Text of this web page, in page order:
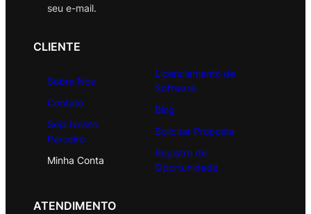
seu e-mail.
CLIENTE
Sobre Nós
Contato
Seja Nosso
Parceiro
Minha Conta
Licenciamento de
Software
Blog
Solicitar Proposta
Registro de
Oportunidade
ATENDIMENTO